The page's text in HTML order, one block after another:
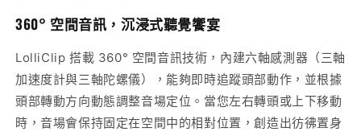
360° 空間音訊，沉浸式聽覺饗宴
LolliClip 搭載 360° 空間音訊技術，內建六軸感測器（三軸
加速度計與三軸陀螺儀），能夠即時追蹤頭部動作，並根據
頭部轉動方向動態調整音場定位。當您左右轉頭或上下移動
時，音場會保持固定在空間中的相對位置，創造出彷彿置身